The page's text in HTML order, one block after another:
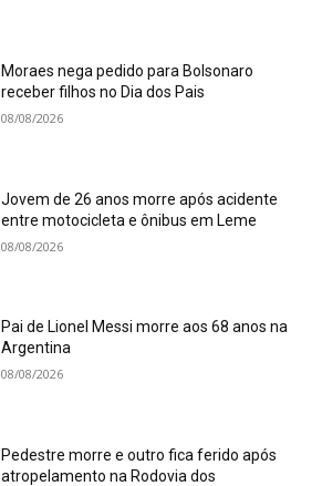
Moraes nega pedido para Bolsonaro
receber filhos no Dia dos Pais
08/08/2026
Jovem de 26 anos morre após acidente
entre motocicleta e ônibus em Leme
08/08/2026
Pai de Lionel Messi morre aos 68 anos na
Argentina
08/08/2026
Pedestre morre e outro fica ferido após
atropelamento na Rodovia dos